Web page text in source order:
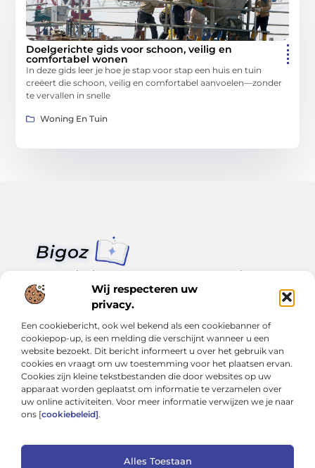
Wij respecteren uw
privacy.
Een cookiebericht, ook wel bekend als een cookiebanner of
cookiepop-up, is een melding die verschijnt wanneer u een
website bezoekt. Dit bericht informeert u over het gebruik van
cookies en vraagt om uw toestemming voor het plaatsen ervan.
Cookies zijn kleine tekstbestanden die door websites op uw
apparaat worden geplaatst om informatie te verzamelen over
uw online activiteiten. Voor meer informatie verwijzen we je naar
ons [cookiebeleid].
Alles Toestaan
Doelgerichte gids voor schoon, veilig en
comfortabel wonen
In deze gids leer je hoe je stap voor stap een huis en tuin
creëert die schoon, veilig en comfortabel aanvoelen—zonder
te vervallen in snelle
Woning En Tuin
Van klein nieuws tot grote trends – alles op Bigoz.nl.
Lees inspirerende blogs en artikelen over het dagelijks leven,
actualiteit en meer.
Bericht categorie
Onze informatie